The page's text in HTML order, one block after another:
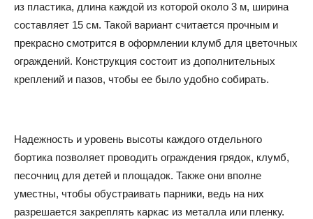
из пластика, длина каждой из которой около 3 м, ширина
составляет 15 см. Такой вариант считается прочным и
прекрасно смотрится в оформлении клумб для цветочных
ограждений. Конструкция состоит из дополнительных
креплений и пазов, чтобы ее было удобно собирать.
Надежность и уровень высоты каждого отдельного
бортика позволяет проводить ограждения грядок, клумб,
песочниц для детей и площадок. Также они вполне
уместны, чтобы обустраивать парники, ведь на них
разрешается закреплять каркас из металла или пленку.